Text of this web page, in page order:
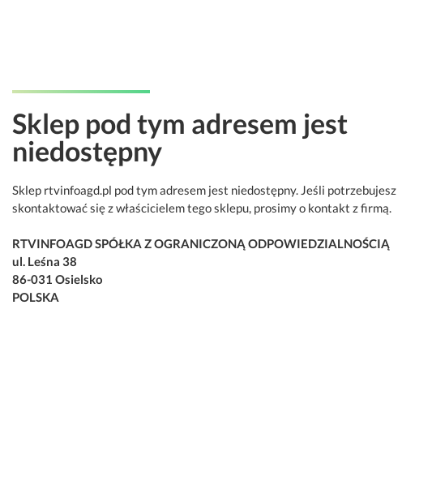
Sklep pod tym adresem jest
niedostępny
Sklep rtvinfoagd.pl pod tym adresem jest niedostępny. Jeśli potrzebujesz
skontaktować się z właścicielem tego sklepu, prosimy o kontakt z firmą.
RTVINFOAGD SPÓŁKA Z OGRANICZONĄ ODPOWIEDZIALNOŚCIĄ
ul. Leśna 38
86-031 Osielsko
POLSKA